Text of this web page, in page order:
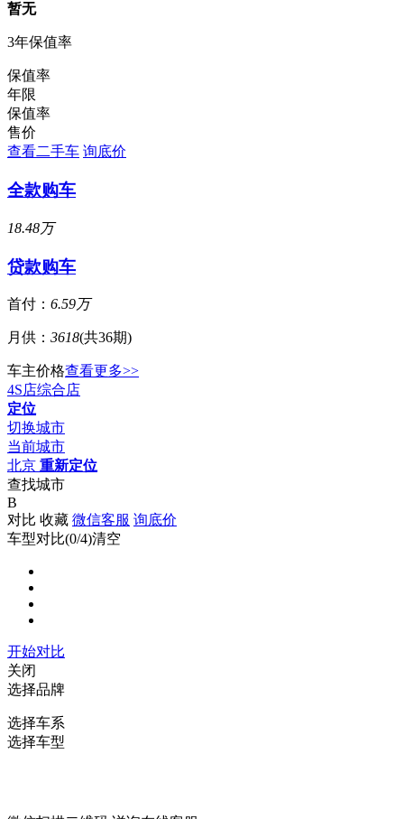
暂无
3年保值率
保值率
年限
保值率
售价
查看二手车 询底价
全款购车
18.48万
贷款购车
首付： 6.59万
月供： 3618(共36期)
车主价格查看更多>>
4S店综合店
定位
切换城市
当前城市
北京 重新定位
查找城市
B
对比 收藏 微信客服 询底价
车型对比(0/4)清空
开始对比
关闭
选择品牌
选择车系
选择车型